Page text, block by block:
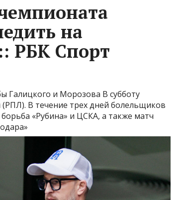
на
РБК Спорт
Галицкого и Морозова В субботу
(РПЛ). В течение трех дней болельщиков
«Рубина» и ЦСКА, а также матч